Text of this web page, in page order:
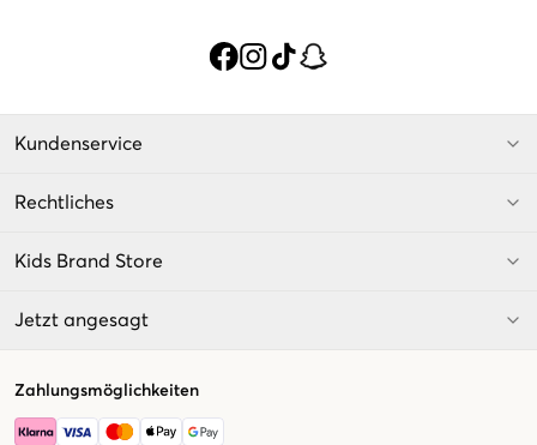
Kundenservice
Rechtliches
Kids Brand Store
Jetzt angesagt
Zahlungsmöglichkeiten